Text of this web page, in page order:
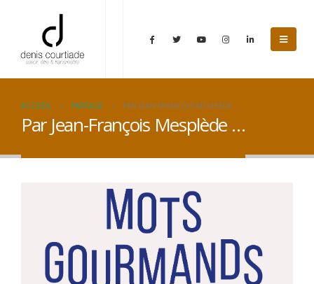
ACCUEIL PARTAGE PAR JEAN-FRANÇOIS MESPLÈDE …
Par Jean-François Mesplède …